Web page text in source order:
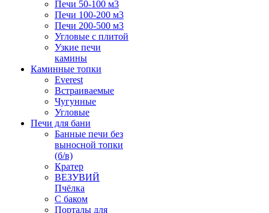
Печи 50-100 м3
Печи 100-200 м3
Печи 200-500 м3
Угловые с плитой
Узкие печи
камины
Каминные топки
Everest
Встраиваемые
Чугунные
Угловые
Печи для бани
Банные печи без
выносной топки
(б/в)
Кратер
ВЕЗУВИЙ
Пчёлка
С баком
Порталы для